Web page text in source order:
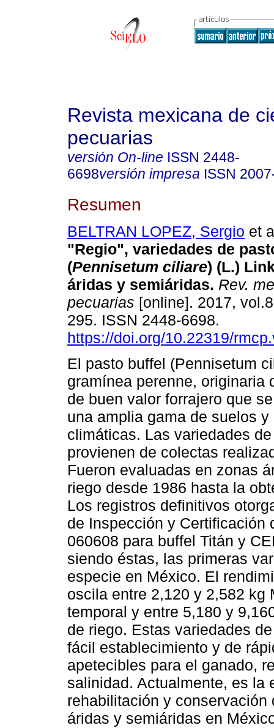
Revista mexicana de
pecuarias
versión On-line ISSN 2448-
6698versión impresa ISSN
Resumen
BELTRAN LOPEZ, Sergio et
"Regio", variedades de
(Pennisetum ciliare) (L.)
áridas y semiáridas. Rev.
pecuarias [online]. 2017,
295. ISSN 2448-6698.
https://doi.org/10.22319/
El pasto buffel (Pennisetum
gramínea perenne, originaria
de buen valor forrajero que
una amplia gama de suelos
climáticas. Las variedades
provienen de colectas
Fueron evaluadas en zonas
riego desde 1986 hasta la
Los registros definitivos
de Inspección y Certificación
060608 para buffel Titán y
siendo éstas, las primeras
especie en México. El
oscila entre 2,120 y 2,582 kg
temporal y entre 5,180 y
de riego. Estas variedades
fácil establecimiento y de
apetecibles para el ganado,
salinidad. Actualmente, es la
rehabilitación y
áridas y semiáridas en